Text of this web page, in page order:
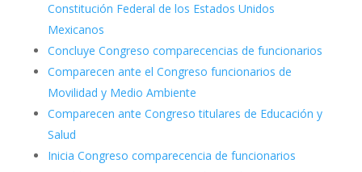
Constitución Federal de los Estados Unidos
Mexicanos
Concluye Congreso comparecencias de funcionarios
Comparecen ante el Congreso funcionarios de
Movilidad y Medio Ambiente
Comparecen ante Congreso titulares de Educación y
Salud
Inicia Congreso comparecencia de funcionarios